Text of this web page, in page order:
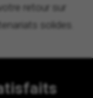
retour sur
solides.